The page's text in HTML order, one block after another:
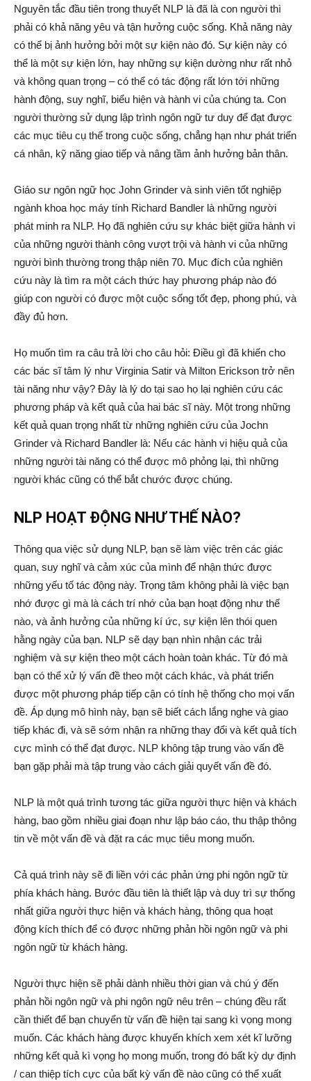
Nguyên tắc đầu tiên trong thuyết NLP là đã là con người thì
phải có khả năng yêu và tận hưởng cuộc sống. Khả năng này
có thể bị ảnh hưởng bởi một sự kiện nào đó. Sự kiện này có
thể là một sự kiện lớn, hay những sự kiện dường như rất nhỏ
và không quan trọng – có thể có tác động rất lớn tới những
hành động, suy nghĩ, biểu hiện và hành vi của chúng ta. Con
người thường sử dụng lập trình ngôn ngữ tư duy để đạt được
các mục tiêu cụ thể trong cuộc sống, chẳng hạn như phát triển
cá nhân, kỹ năng giao tiếp và nâng tầm ảnh hưởng bản thân.
Giáo sư ngôn ngữ học John Grinder và sinh viên tốt nghiệp
ngành khoa học máy tính Richard Bandler là những người
phát minh ra NLP. Họ đã nghiên cứu sự khác biệt giữa hành vi
của những người thành công vượt trội và hành vi của những
người bình thường trong thập niên 70. Mục đích của nghiên
cứu này là tìm ra một cách thức hay phương pháp nào đó
giúp con người có được một cuộc sống tốt đẹp, phong phú, và
đầy đủ hơn.
Họ muốn tìm ra câu trả lời cho câu hỏi: Điều gì đã khiến cho
các bác sĩ tâm lý như Virginia Satir và Milton Erickson trở nên
tài năng như vậy? Đây là lý do tại sao họ lại nghiên cứu các
phương pháp và kết quả của hai bác sĩ này. Một trong những
kết quả quan trọng nhất từ những nghiên cứu của Jochn
Grinder và Richard Bandler là: Nếu các hành vi hiệu quả của
những người tài năng có thể được mô phỏng lại, thì những
người khác cũng có thể bắt chước được chúng.
NLP HOẠT ĐỘNG NHƯ THẾ NÀO?
Thông qua việc sử dụng NLP, bạn sẽ làm việc trên các giác
quan, suy nghĩ và cảm xúc của mình để nhận thức được
những yếu tố tác động này. Trọng tâm không phải là việc bạn
nhớ được gì mà là cách trí nhớ của bạn hoạt động như thế
nào, và ảnh hưởng của những kí ức, sự kiện lên thói quen
hằng ngày của bạn. NLP sẽ dạy bạn nhìn nhận các trải
nghiệm và sự kiện theo một cách hoàn toàn khác. Từ đó mà
bạn có thể xử lý vấn đề theo một cách khác, và phát triển
được một phương pháp tiếp cận có tính hệ thống cho mọi vấn
đề. Áp dụng mô hình này, bạn sẽ biết cách lắng nghe và giao
tiếp khác đi, và sẽ sớm nhận ra những thay đổi và kết quả tích
cực mình có thể đạt được. NLP không tập trung vào vấn đề
bạn gặp phải mà tập trung vào cách giải quyết vấn đề đó.
NLP là một quá trình tương tác giữa người thực hiện và khách
hàng, bao gồm nhiều giai đoạn như lập báo cáo, thu thập thông
tin về một vấn đề và đặt ra các mục tiêu mong muốn.
Cả quá trình này sẽ đi liền với các phản ứng phi ngôn ngữ từ
phía khách hàng. Bước đầu tiên là thiết lập và duy trì sự thống
nhất giữa người thực hiện và khách hàng, thông qua hoạt
động kích thích để có được những phản hồi ngôn ngữ và phi
ngôn ngữ từ khách hàng.
Người thực hiện sẽ phải dành nhiều thời gian và chú ý đến
phản hồi ngôn ngữ và phi ngôn ngữ nêu trên – chúng đều rất
cần thiết để bạn chuyển từ vấn đề hiện tại sang kì vọng mong
muốn. Các khách hàng được khuyến khích xem xét kĩ lưỡng
những kết quả kì vọng họ mong muốn, trong đó bất kỳ dự định
/ can thiệp tích cực của bất kỳ vấn đề nào cũng có thể xuất